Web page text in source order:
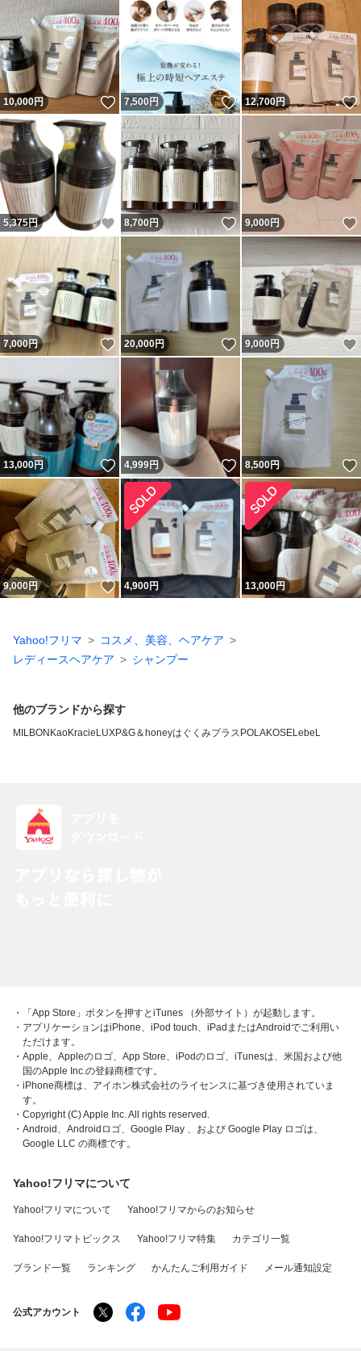
10,000円 いいね！
7,500円 いいね！
12,700円
5,375円 いいね！
8,700円 いいね！
9,000円
7,000円 いいね！
20,000円 いいね！
9,000円
13,000円 いいね！
4,999円 いいね！
8,500円
9,000円 いいね！
4,900円 13,000円
Yahoo!フリマ
コスメ、美容、ヘアケア
レディースヘアケア
シャンプー
他のブランドから探す
MILBON KaoKracie LUXP&G＆honeyはぐくみプラス POLAKOSELebeL
・「App Store」ボタンを押すとiTunes （外部サイト）が起動します。
・アプリケーションはiPhone、iPod touch、iPadまたはAndroidでご利用い
ただけます。
・Apple、Appleのロゴ、App Store、iPodのロゴ、iTunesは、米国および他
国のApple Inc.の登録商標です。
・iPhone商標は、アイホン株式会社のライセンスに基づき使用されていま
す。
・Copyright (C) Apple Inc. All rights reserved.
・Android、Androidロゴ、Google Play 、および Google Play ロゴは、
Google LLC の商標です。
Yahoo!フリマについて
Yahoo!フリマについて Yahoo!フリマからのお知らせ
Yahoo!フリマトピックス Yahoo!フリマ特集 カテゴリ一覧
ブランド一覧 ランキング かんたんご利用ガイド メール通知設定
公式アカウント